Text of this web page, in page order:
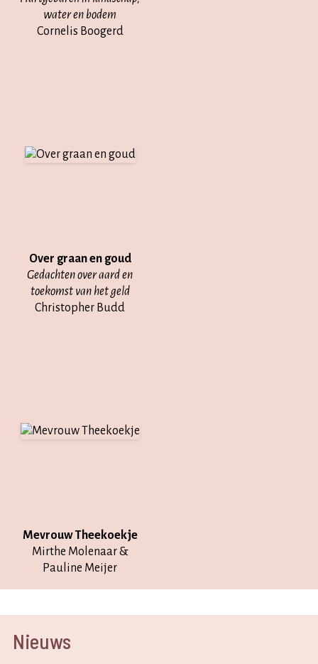
water en bodem
Cornelis Boogerd
Over graan en goud
Gedachten over aard en
toekomst van het geld
Christopher Budd
Mevrouw Theekoekje
Mirthe Molenaar &
Pauline Meijer
Nieuws